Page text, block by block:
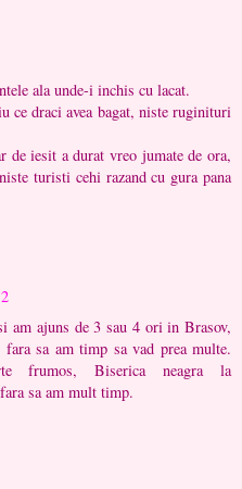
ala unde-i inchis cu lacat.
ce draci avea bagat, niste ruginituri
de iesit a durat vreo jumate de ora,
turisti cehi razand cu gura pana
am ajuns de 3 sau 4 ori in Brasov,
sa am timp sa vad prea multe.
frumos, Biserica neagra la
sa am mult timp.